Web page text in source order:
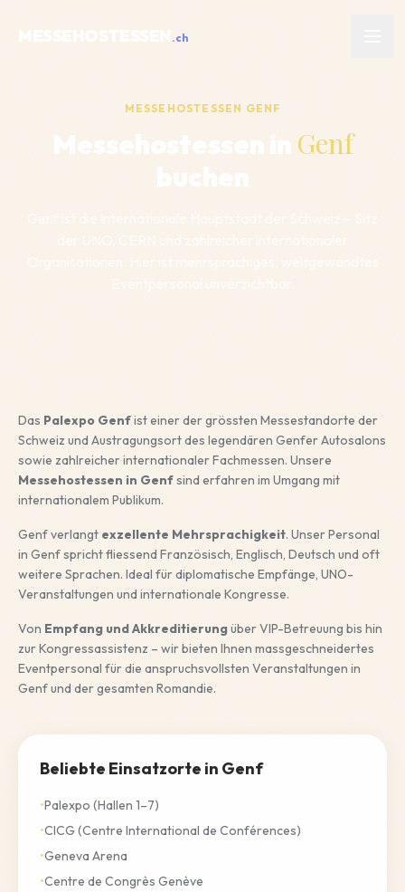
.ch
Italiano
English
JETZT ANFRAGEN
MESSEHOSTESSEN GENF
Genf
Das Palexpo Genfist einer der grössten Messestandorte der
Schweiz und Austragungsort des legendären Genfer Autosalons
sowie zahlreicher internationaler Fachmessen. Unsere
Messehostessen in Genfsind erfahren im Umgang mit
internationalem Publikum.
Genf verlangt exzellente Mehrsprachigkeit. Unser Personal
in Genf spricht fliessend Französisch, Englisch, Deutsch und oft
weitere Sprachen. Ideal für diplomatische Empfänge, UNO-
Veranstaltungen und internationale Kongresse.
Von Empfang und Akkreditierungüber VIP-Betreuung bis hin
zur Kongressassistenz – wir bieten Ihnen massgeschneidertes
Eventpersonal für die anspruchsvollsten Veranstaltungen in
Genf und der gesamten Romandie.
Beliebte Einsatzorte in Genf
•Palexpo (Hallen 1–7)
•CICG (Centre International de Conférences)
•Geneva Arena
•Centre de Congrès Genève